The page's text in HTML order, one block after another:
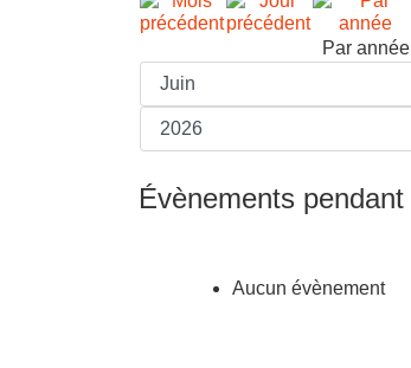
Par année
Évènements pendant
Aucun évènement